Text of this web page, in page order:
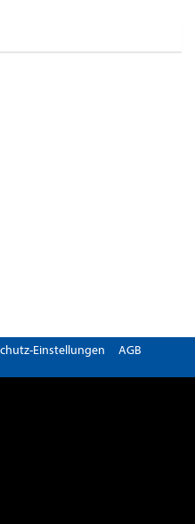
Einstellungen AGB